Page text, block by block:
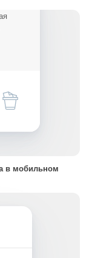
в мобильном